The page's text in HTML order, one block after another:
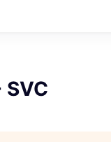
SVC